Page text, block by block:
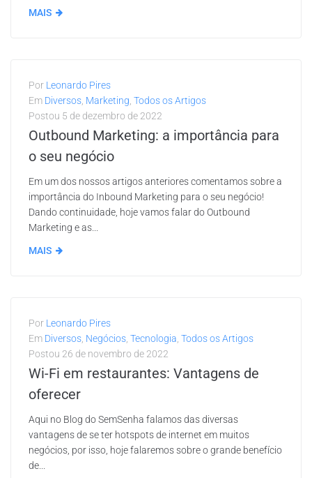
MAIS
Por Leonardo Pires
Em Diversos Marketing Todos os Artigos
Postou 5 de dezembro de 2022
Outbound Marketing: a importância para
o seu negócio
Em um dos nossos artigos anteriores comentamos sobre a
importância do Inbound Marketing para o seu negócio!
Dando continuidade, hoje vamos falar do Outbound
Marketing e as...
MAIS
Por Leonardo Pires
Em Diversos Negócios Tecnologia Todos os Artigos
Postou 26 de novembro de 2022
Wi-Fi em restaurantes: Vantagens de
oferecer
Aqui no Blog do SemSenha falamos das diversas
vantagens de se ter hotspots de internet em muitos
negócios, por isso, hoje falaremos sobre o grande benefício
de...